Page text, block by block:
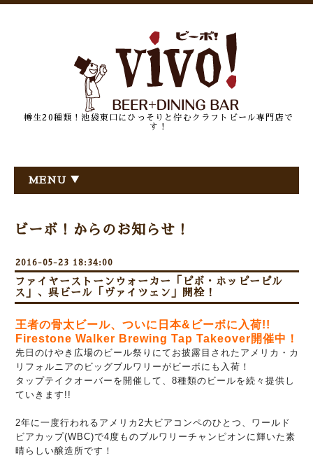
樽生20種類！池袋東口にひっそりと佇むクラフトビール専門店で
す！
MENU ▼
ビーボ！からのお知らせ！
2016-05-23 18:34:00
ファイヤーストーンウォーカー「ピボ・ホッピーピル
ス」、呉ビール「ヴァイツェン」開栓！
王者の骨太ビール、ついに日本&ビーボに入荷!!
Firestone Walker Brewing Tap Takeover開催中！
先日のけやき広場のビール祭りにてお披露目された アメリカ・カ
リフォルニアの ビッグブルワリーがビーボにも入荷！
タップテイクオーバーを開催して、8種類のビールを続々提供し
ていきます!!
2年に一度行われるアメリカ2大ビアコンペのひとつ、ワールド
ビアカップ(WBC)で4度ものブルワリーチャンピオンに輝いた素
晴らしい醸造所です！